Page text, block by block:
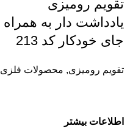
تقویم رومیزی
یادداشت دار به همراه
جای خودکار کد 213
تقویم رومیزی, محصولات فلزی
اطلاعات بیشتر